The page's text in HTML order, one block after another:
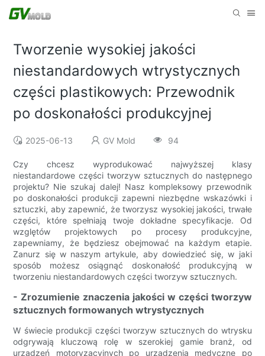
Tworzenie wysokiej jakości
niestandardowych wtrystycznych
części plastikowych: Przewodnik
po doskonałości produkcyjnej
2025-06-13 GV Mold 94
Czy chcesz wyprodukować najwyższej klasy
niestandardowe części tworzyw sztucznych do następnego
projektu? Nie szukaj dalej! Nasz kompleksowy przewodnik
po doskonałości produkcji zapewni niezbędne wskazówki i
sztuczki, aby zapewnić, że tworzysz wysokiej jakości, trwałe
części, które spełniają twoje dokładne specyfikacje. Od
wzglętów projektowych po procesy produkcyjne,
zapewniamy, że będziesz obejmować na każdym etapie.
Zanurz się w naszym artykule, aby dowiedzieć się, w jaki
sposób możesz osiągnąć doskonałość produkcyjną w
tworzeniu niestandardowych części tworzyw sztucznych.
- Zrozumienie znaczenia jakości w części tworzyw
sztucznych formowanych wtrystycznych
W świecie produkcji części tworzyw sztucznych do wtrysku
odgrywają kluczową rolę w szerokiej gamie branż, od
urządzeń motoryzacyjnych po urządzenia medyczne po